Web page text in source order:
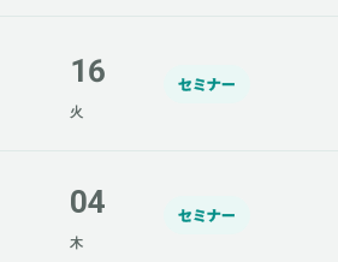
16
火
セミナー
04
木
セミナー